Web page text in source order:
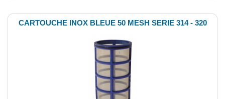
CARTOUCHE INOX BLEUE 50 MESH SERIE 314 - 320